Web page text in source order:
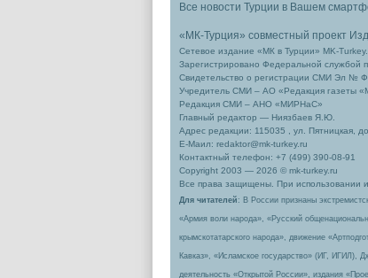
Все новости Турции в Вашем
«МК-Турция» совместный проект
Сетевое издание «МК в Турции» MK-
Зарегистрировано Федеральной службой
Свидетельство о регистрации СМИ Эл №
Учредитель СМИ – АО «Редакция газеты
Редакция СМИ – АНО «МИРНаС»
Главный редактор — Ниязбаев Я.Ю.
Адрес редакции: 115035 , ул. Пятницкая,
Е-Маил: redaktor@mk-turkey.ru
Контактный телефон: +7 (499) 390-08-91
Copyright 2003 — 2026 © mk-turkey.ru
Все права защищены. При использовании
Для читателей : В России признаны
«Армия воли народа», «Русский
крымскотатарского народа», движение
Кавказ», «Исламское государство» (ИГ, ИГИЛ),
деятельность «Открытой России», издания